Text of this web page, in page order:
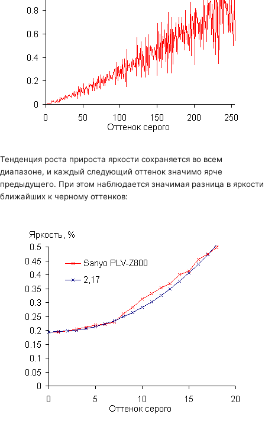
Тенденция роста прироста яркости сохраняется во всем
диапазоне, и каждый следующий оттенок значимо ярче
предыдущего. При этом наблюдается значимая разница в яркости
ближайших к черному оттенков: